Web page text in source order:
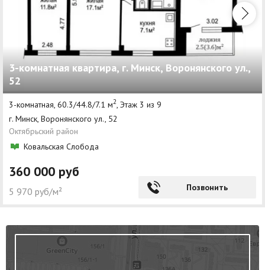
3-комнатная квартира, г. Минск, Воронянского ул.,
52
3-комнатная, 60.3/44.8/7.1 м2, Этаж 3 из 9
г. Минск, Воронянского ул., 52
Октябрьский район
Ковальская Слобода
360 000 руб
5 970 руб/м² Позвонить